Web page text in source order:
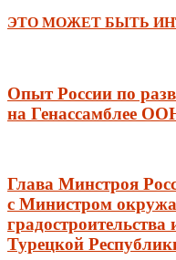
ЭТО МОЖЕТ БЫТЬ
Опыт России по
на Генассамблее
Глава Минстроя
с Министром
Турецкой